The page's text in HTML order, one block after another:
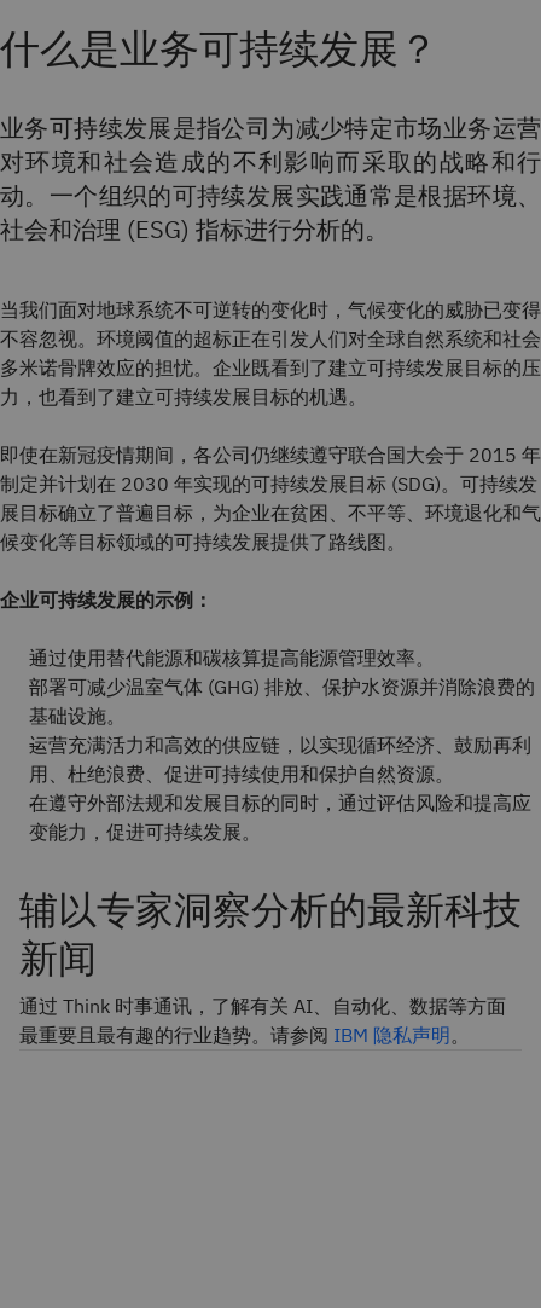
什么是业务可持续发展？
业务可持续发展是指公司为减少特定市场业务运营
对环境和社会造成的不利影响而采取的战略和行
动。一个组织的可持续发展实践通常是根据环境、
社会和治理 (ESG) 指标进行分析的。
当我们面对地球系统不可逆转的变化时，气候变化的威胁已变得
不容忽视。环境阈值的超标正在引发人们对全球自然系统和社会
多米诺骨牌效应的担忧。企业既看到了建立可持续发展目标的压
力，也看到了建立可持续发展目标的机遇。
即使在新冠疫情期间，各公司仍继续遵守联合国大会于 2015 年
制定并计划在 2030 年实现的可持续发展目标 (SDG)。可持续发
展目标确立了普遍目标，为企业在贫困、不平等、环境退化和气
候变化等目标领域的可持续发展提供了路线图。
企业可持续发展的示例：
通过使用替代能源和碳核算提高能源管理效率。
部署可减少温室气体 (GHG) 排放、保护水资源并消除浪费的
基础设施。
运营充满活力和高效的供应链，以实现循环经济、鼓励再利
用、杜绝浪费、促进可持续使用和保护自然资源。
在遵守外部法规和发展目标的同时，通过评估风险和提高应
变能力，促进可持续发展。
辅以专家洞察分析的最新科技
新闻
通过 Think 时事通讯，了解有关 AI、自动化、数据等方面
最重要且最有趣的行业趋势。请参阅 IBM 隐私声明。